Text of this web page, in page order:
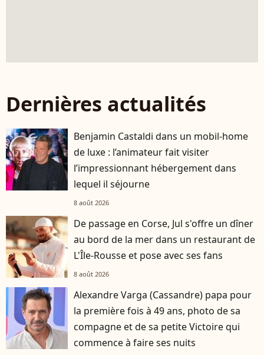
Dernières actualités
Benjamin Castaldi dans un mobil-home
de luxe : l’animateur fait visiter
l’impressionnant hébergement dans
lequel il séjourne
8 août 2026
De passage en Corse, Jul s'offre un dîner
au bord de la mer dans un restaurant de
L'Île-Rousse et pose avec ses fans
8 août 2026
Alexandre Varga (Cassandre) papa pour
la première fois à 49 ans, photo de sa
compagne et de sa petite Victoire qui
commence à faire ses nuits